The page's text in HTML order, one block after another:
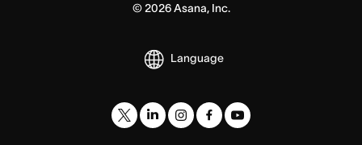
© 2026Asana, Inc.
Language